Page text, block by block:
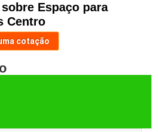
Espaço para
Centro
cotação